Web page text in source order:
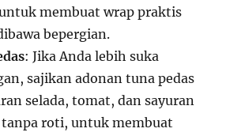
membuat wrap praktis
bepergian.
: Jika Anda lebih suka
sajikan adonan tuna pedas
selada, tomat, dan sayuran
tanpa roti, untuk membuat